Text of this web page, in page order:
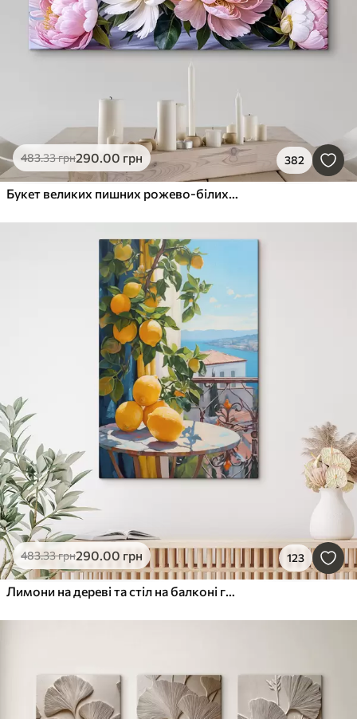
483.33грн290.00 грн 382
Букет великих пишних рожево-білих квітів півонії із зеленим листям на м’якому розмитому фоні
483.33грн290.00 грн 123
Лимони на дереві та стіл на балконі готелю з видом на море, імітація олійного живопису